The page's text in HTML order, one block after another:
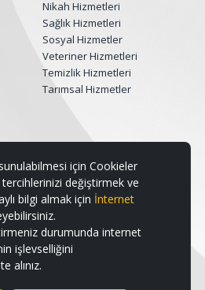
Nikah Hizmetleri
Sağlık Hizmetleri
Sosyal Hizmetler
Veteriner Hizmetleri
Temizlik Hizmetleri
Tarımsal Hizmetler
için Cookieler
tercihlerinizi değiştirmek ve
bilgi almak için İnternet
durumunda internet
işlevselliğini
alınız.